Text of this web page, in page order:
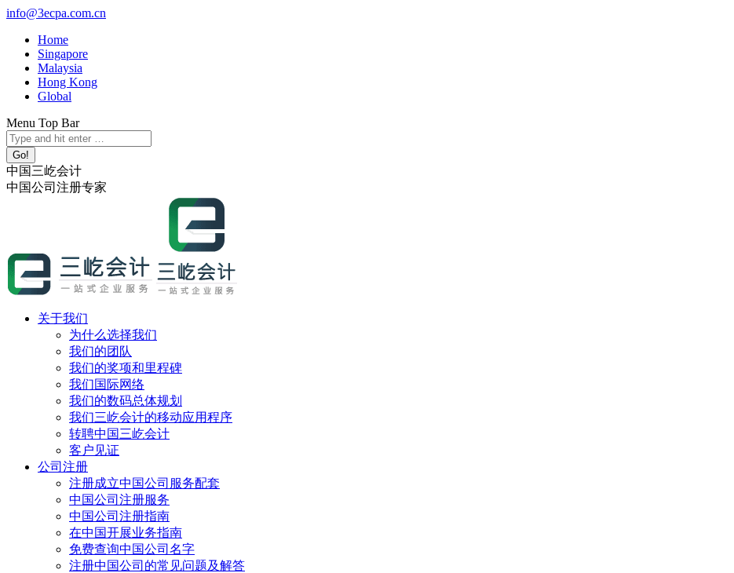
跳
info@3ecpa.com.cn
Home
Singapore
Malaysia
Hong Kong
Global
Menu Top Bar
X
page
opens
in
new
YouTube
page
opens
in
new
Linkedin
page
opens
in
new
Instagram
page
opens
in
new
Search:
中国三屹会计
中国公司注册专家
关于我们
为什么选择我们
我们的团队
我们的奖项和里程碑
我们国际网络
我们的数码总体规划
我们三屹会计的移动应用程序
转聘中国三屹会计
客户见证
公司注册
注册成立中国公司服务配套
中国公司注册服务
中国公司注册指南
在中国开展业务指南
免费查询中国公司名字
注册中国公司的常见问题及解答